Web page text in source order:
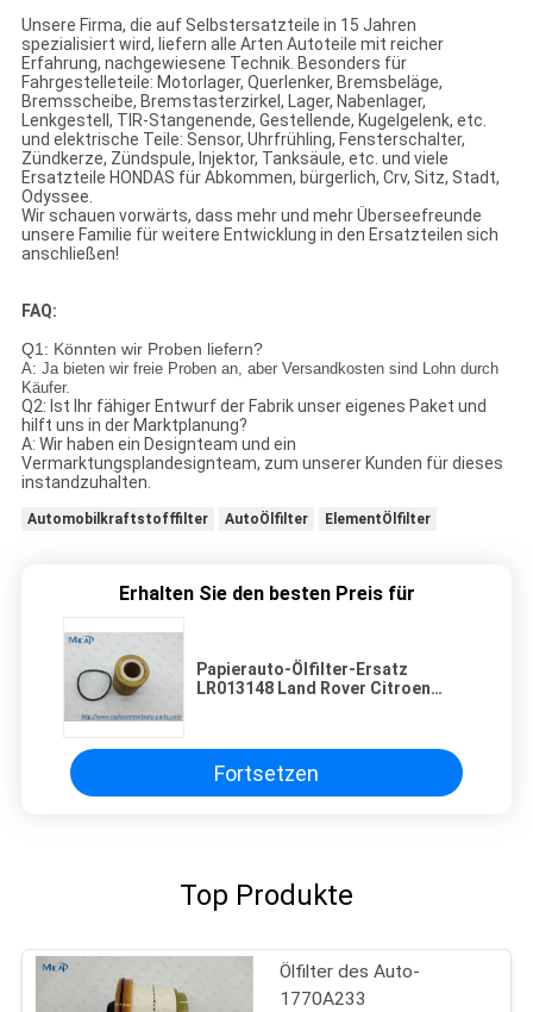
Unsere Firma, die auf Selbstersatzteile in 15 Jahren
spezialisiert wird, liefern alle Arten Autoteile mit reicher
Erfahrung, nachgewiesene Technik. Besonders für
Fahrgestelleteile: Motorlager, Querlenker, Bremsbeläge,
Bremsscheibe, Bremstasterzirkel, Lager, Nabenlager,
Lenkgestell, TIR-Stangenende, Gestellende, Kugelgelenk, etc.
und elektrische Teile: Sensor, Uhrfrühling, Fensterschalter,
Zündkerze, Zündspule, Injektor, Tanksäule, etc. und viele
Ersatzteile HONDAS für Abkommen, bürgerlich, Crv, Sitz, Stadt,
Odyssee.
Wir schauen vorwärts, dass mehr und mehr Überseefreunde
unsere Familie für weitere Entwicklung in den Ersatzteilen sich
anschließen!
FAQ:
Q1: Könnten wir Proben liefern?
A: Ja bieten wir freie Proben an, aber Versandkosten sind Lohn durch
Käufer.
Q2: Ist Ihr fähiger Entwurf der Fabrik unser eigenes Paket und
hilft uns in der Marktplanung?
A: Wir haben ein Designteam und ein
Vermarktungsplandesignteam, zum unserer Kunden für dieses
instandzuhalten.
Automobilkraftstofffilter AutoÖlfilter ElementÖlfilter
Erhalten Sie den besten Preis für
Papierauto-Ölfilter-Ersatz
LR013148 Land Rover Citroen
Fortsetzen
Top Produkte
Ölfilter des Auto-
1770A233